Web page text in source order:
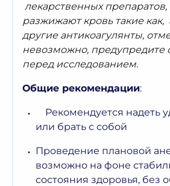
лекарственных
разжижают кровь такие
другие антикоагулянты,
невозможно, предупредите
перед исследованием.
Общие рекомендации:
Рекомендуется надеть
или брать с собой
Проведение плановой
возможно на фоне
состояния здоровья, без